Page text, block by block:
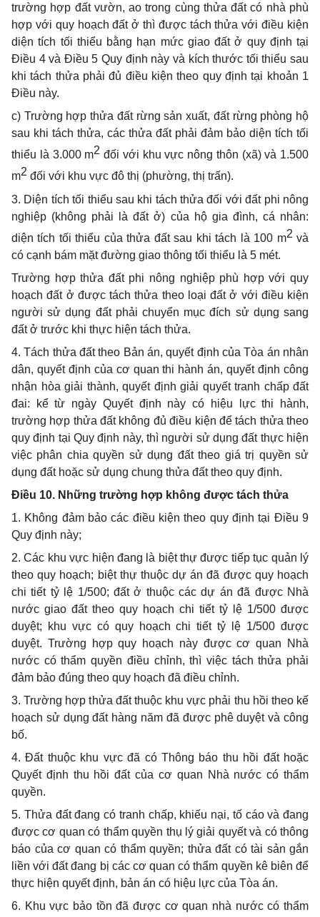
trường hợp đất vườn, ao trong cùng thửa đất có nhà phù
hợp với quy hoạch đất ở thì được tách thửa với điều kiện
diện tích tối thiểu bằng hạn mức giao đất ở quy định tại
Điều 4 và Điều 5 Quy định này và kích thước tối thiểu sau
khi tách thửa phải đủ điều kiện theo quy định tại khoản 1
Điều này.
c) Trường hợp thửa đất rừng sản xuất, đất rừng phòng hộ
sau khi tách thửa, các thửa đất phải đảm bảo diện tích tối
thiểu là 3.000 m2 đối với khu vực nông thôn (xã) và 1.500
m2 đối với khu vực đô thị (phường, thị trấn).
3. Diện tích tối thiểu sau khi tách thửa đối với đất phi nông
nghiệp (không phải là đất ở) của hộ gia đình, cá nhân:
diện tích tối thiểu của thửa đất sau khi tách là 100 m2 và
có cạnh bám mặtđường giao thông tối thiểu l à 5 mét.
Trường hợp thửa đất phi nông nghiệp phù hợp với quy
hoạch đất ở được tách thửa theo loại đất ở với điều kiện
người sử dụng đất phải chuyển mục đích sử dụng sang
đất ở trước khi thực hiện tách thửa.
4. Tách thửa đất theo Bản án, quyết định của Tòa án nhân
dân, quyết định của cơ quan thi hành án, quyết định công
nhận hòa giải thành, quyết định giải quyết tranh chấp đất
đai: kểtừ ngày Quyết định này có hiệu lực thi hành,
trường hợp thửa đất không đủđiều kiện đểtách thửa theo
quy định tại Quy định này, thì người sử dụng đất thực hiện
việc phân chia quyền sử dụng đất theo giá trị quyền sử
dụng đất hoặc sử dụng chung thửa đất theo quy định.
Điều 10. Những trường hợp không được tách thửa
1. Không đảm bảo các điều kiện theo quy định tại Điều 9
Quy định này;
2. Các khu vực hiện đang là biệt thự được tiếp tục quản lý
theo quy hoạch; biệt thự thuộc dự ánđã được quy hoạch
chi tiết tỷ lệ 1/500; đấtở thuộc các dự án đã được Nhà
nước giao đất theo quy hoạch chi tiết tỷ lệ 1/500 được
duyệt; khu vực có quy hoạch chi tiết tỷ lệ 1/500 được
duyệt. Trường hợp quy hoạch này được cơ quan Nhà
nước có thẩm quyền điều chỉnh, thì việc tách thửa phải
đảm bảo đúng theo quy hoạch đã điều chỉnh.
3. Trường hợp thửa đất thuộc khu vực phải thu hồi theo kế
hoạch sử dụng đất hàng năm đã được phê duyệt và công
bố.
4. Đất thuộc khu vực đã có Thông báo thu hồi đất hoặc
Quyết định thu hồi đất của cơ quan Nhà nước có thẩm
quyền.
5. Thửa đất đang có tranh chấp, khiếu nại, tố cáo và đang
được cơ quan có thẩm quyền thụ lý giải quyết và có thông
báo của cơ quan có thẩm quyền; thửa đất có tài sản gắn
liền với đất đang bị các cơ quan có thẩm quyền kê biên để
thực hiện quyết định, bản án có hiệu lực của Tòa án.
6. Khu vực bảo tồn đã được cơ quan nhà nước có thẩm